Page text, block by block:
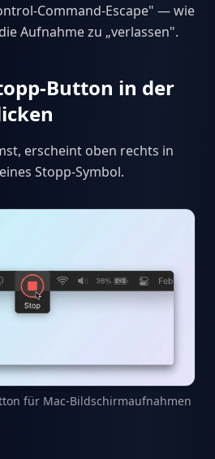
Command-Escape" — wie
Aufnahme zu „verlassen".
Button in der
erscheint oben rechts in
Stopp-Symbol.
für Mac-Bildschirmaufnahmen